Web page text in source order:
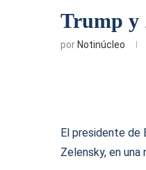
Trump y
por Notinúcleo
El presidente de
Zelensky, en una